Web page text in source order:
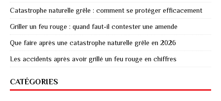
Catastrophe naturelle grêle : comment se protéger efficacement
Griller un feu rouge : quand faut-il contester une amende
Que faire après une catastrophe naturelle grêle en 2026
Les accidents après avoir grillé un feu rouge en chiffres
CATÉGORIES